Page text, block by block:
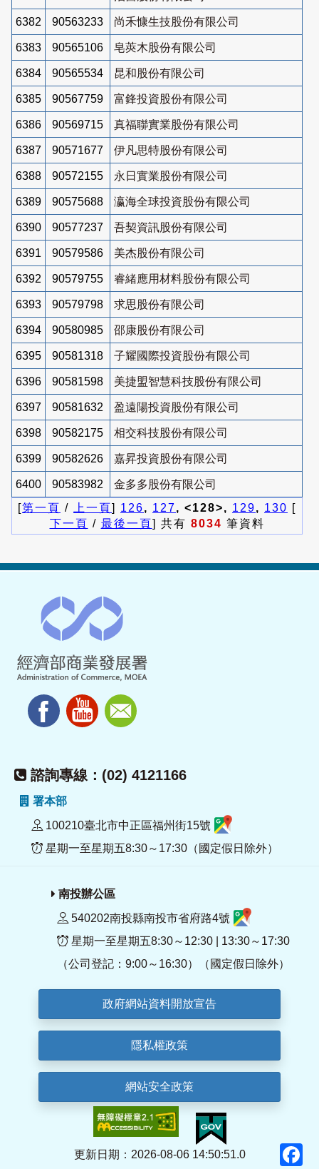
6382 90563233 尚禾慷生技股份有限公司
6383 90565106 皂莢木股份有限公司
6384 90565534 昆和股份有限公司
6385 90567759 富鋒投資股份有限公司
6386 90569715 真福聯實業股份有限公司
6387 90571677 伊凡思特股份有限公司
6388 90572155 永日實業股份有限公司
6389 90575688 瀛海全球投資股份有限公司
6390 90577237 吾契資訊股份有限公司
6391 90579586 美杰股份有限公司
6392 90579755 睿緒應用材料股份有限公司
6393 90579798 求思股份有限公司
6394 90580985 邵康股份有限公司
6395 90581318 子耀國際投資股份有限公司
6396 90581598 美捷盟智慧科技股份有限公司
6397 90581632 盈遠陽投資股份有限公司
6398 90582175 相交科技股份有限公司
6399 90582626 嘉昇投資股份有限公司
6400 90583982
金多多股份有限公司
[第一頁 / 上一頁] 126, 127, <128>, 129, 130 [
下一頁 / 最後一頁] 共有 8034 筆資料
諮詢專線：(02) 4121166
署本部
100210臺北市中正區福州街15號
星期一至星期五8:30～17:30（國定假日除外）
南投辦公區
540202南投縣南投市省府路4號
星期一至星期五8:30～12:30 | 13:30～17:30
（公司登記：9:00～16:30）（國定假日除外）
政府網站資料開放宣告
隱私權政策
網站安全政策
更新日期：2026-08-06 14:50:51.0